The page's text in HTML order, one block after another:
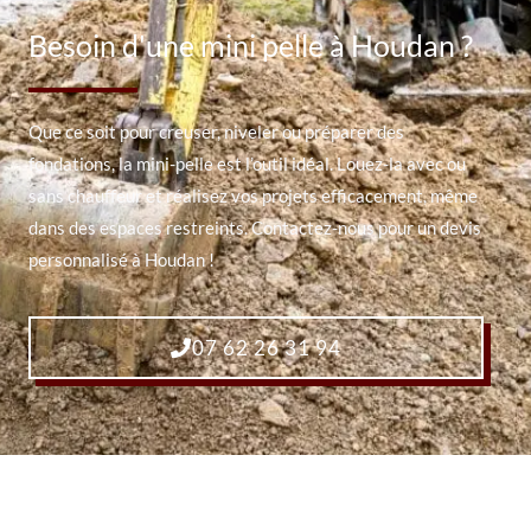
Besoin d'une mini pelle à Houdan ?
Que ce soit pour creuser, niveler ou préparer des
fondations, la mini-pelle est l’outil idéal. Louez-la avec ou
sans chauffeur et réalisez vos projets efficacement, même
dans des espaces restreints. Contactez-nous pour un devis
personnalisé à Houdan !
07 62 26 31 94